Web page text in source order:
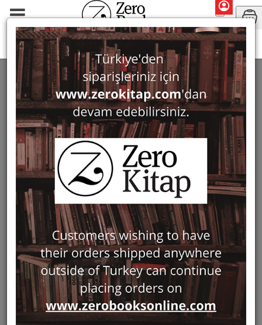
Monographs City Monographs
CITY MONOGRAPHS 182 ürün bulundu
Filter Show Only in Stock
Hızlı Bakış
Hızlı Bakış
Canakkale Kulturel Mirasında